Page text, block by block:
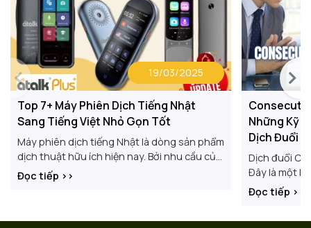
19/03/2025
Top 7+ Máy Phiên Dịch Tiếng Nhật
Sang Tiếng Việt Nhỏ Gọn Tốt
Máy phiên dịch tiếng Nhật là dòng sản phẩm
dịch thuật hữu ích hiện nay. Bởi nhu cầu của
khách hàng cần đi công tác, du lịch Nhật
Bản ngày
Đọc tiếp >>
Những Kỹ
Dịch Đuổi
Dịch đuổi
Đây là một
vực phiên
biến trong
Đọc tiếp >>